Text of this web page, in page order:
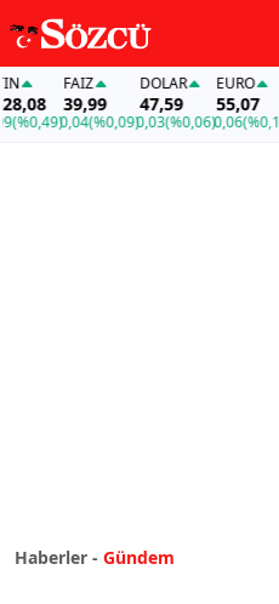
FAİZ
39,99
0,04(%0,09)
DOLAR
47,59
0,03(%0,06)
EURO
55,07
0,06(%0,11)
Haberler - Gündem